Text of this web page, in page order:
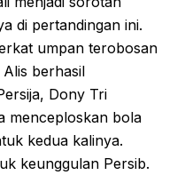
di pertandingan ini.
umpan terobosan
berhasil
Dony Tri
menceploskan bola
kedua kalinya.
keunggulan Persib.